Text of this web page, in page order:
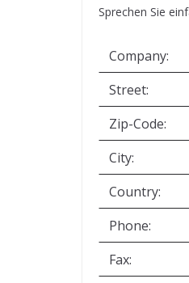
Sprechen Sie
Company:
Street:
Zip-Code:
City:
Country:
Phone:
Fax: